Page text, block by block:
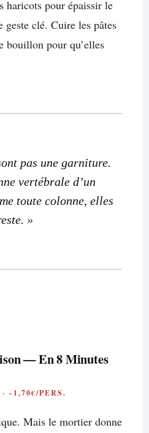
haricots pour épaissir le
clé. Cuire les pâtes
bouillon pour qu’elles
pas une garniture.
vertébrale d’un
toute colonne, elles
»
— En 8 Minutes
~1,70€/PERS.
Mais le mortier donne